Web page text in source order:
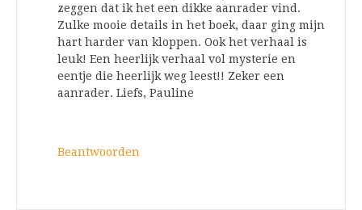
zeggen dat ik het een dikke aanrader vind.
Zulke mooie details in het boek, daar ging mijn
hart harder van kloppen. Ook het verhaal is
leuk! Een heerlijk verhaal vol mysterie en
eentje die heerlijk weg leest!! Zeker een
aanrader. Liefs, Pauline
Beantwoorden